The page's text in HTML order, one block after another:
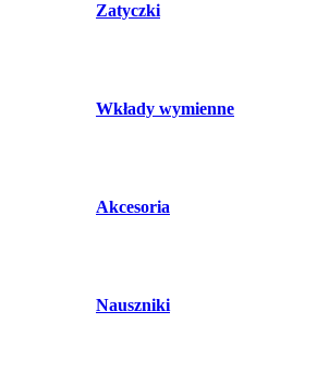
Zatyczki
Wkłady wymienne
Akcesoria
Nauszniki